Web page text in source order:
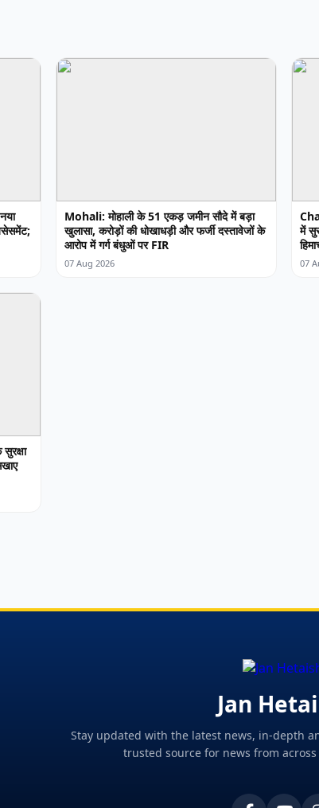
Mohali: मोहाली के 51 एकड़ जमीन सौदे में बड़ा
खुलासा, करोड़ों की धोखाधड़ी और फर्जी दस्तावेजों के
आरोप में गर्ग बंधुओं पर FIR
07 Aug 2026
में
07
Jan
Stay updated with the latest news, in-depth
trusted source for news from